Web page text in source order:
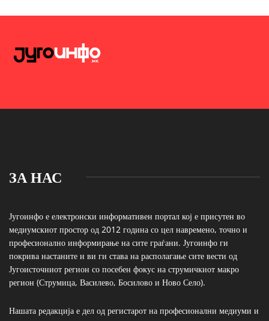
ЗА НАС
Југоинфо е електронски информативен портал кој е присутен во
медиумскиот простор од 2012 година со цел навремено, точно и
професионално информирање на сите граѓани. Југоинфо ги
покрива настаните и ви ги става на располагање сите вести од
Југоисточниот регион со посебен фокус на струмичкиот макро
регион (Струмица, Василево, Босилово и Ново Село).
Нашата редакција е дел од регистарот на професионални медиуми и